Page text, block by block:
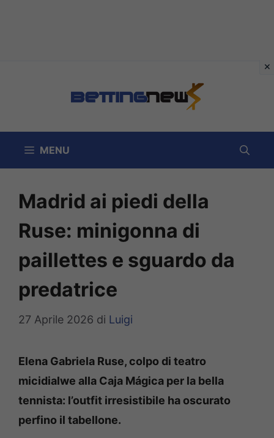
MENU
Madrid ai piedi della
Ruse: minigonna di
paillettes e sguardo da
predatrice
27 Aprile 2026 di Luigi
Elena Gabriela Ruse, colpo di teatro
micidialwe alla Caja Mágica per la bella
tennista: l’outfit irresistibile ha oscurato
perfino il tabellone.